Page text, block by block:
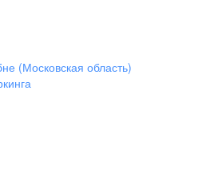
(Московская область)